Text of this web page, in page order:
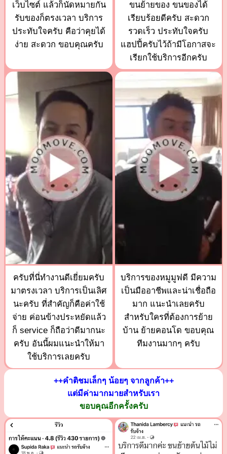
เว็บไซต์ แล้วก็นัดหมายกัน
รับของก็ตรงเวลา บริการ
ประทับใจครับ คือว่าคุยได้
ง่าย สะดวก ขอบคุณครับ
ขนย้ายของ ขนของได้
เรียบร้อยดีครับ สะดวก
รวดเร็ว ประทับใจครับ
แฮปปี้ครับไว้ถ้ามีโอกาสจะ
เรียกใช้บริการอีกครับ
ครับที่นี่ทำงานดีเยี่ยมครับ
มาตรงเวลา บริการเป็นเลิศ
นะครับ ที่สำคัญก็คือค่าใช้
จ่าย ค่อนข้างประหยัดแล้ว
ก็ service ก็ถือว่าดีมากนะ
ครับ อันนี้ผมแนะนำให้มา
ใช้บริการเลยครับ
บริการของหมูมูฟดี มีความ
เป็นมืออาชีพและน่าเชื่อถือ
มาก แนะนำเลยครับ
สำหรับใครที่ต้องการย้าย
บ้าน ย้ายคอนโด ขอบคุณ
ทีมงานมากๆ ครับ
++คำติชมเล็กๆ น้อยๆ จากลูกค้า++
แต่มีค่ามากมายสำหรับเรา
ขอบคุณอีกครั้งครับ